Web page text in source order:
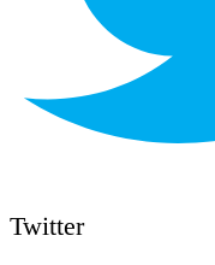
Twitter